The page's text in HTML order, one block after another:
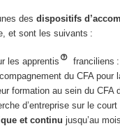
desdispositifs
et sont les suivants :
les apprentis
franciliens
du CFA
formation au sein du CFA
d’entreprise sur le
et continu jusqu’au